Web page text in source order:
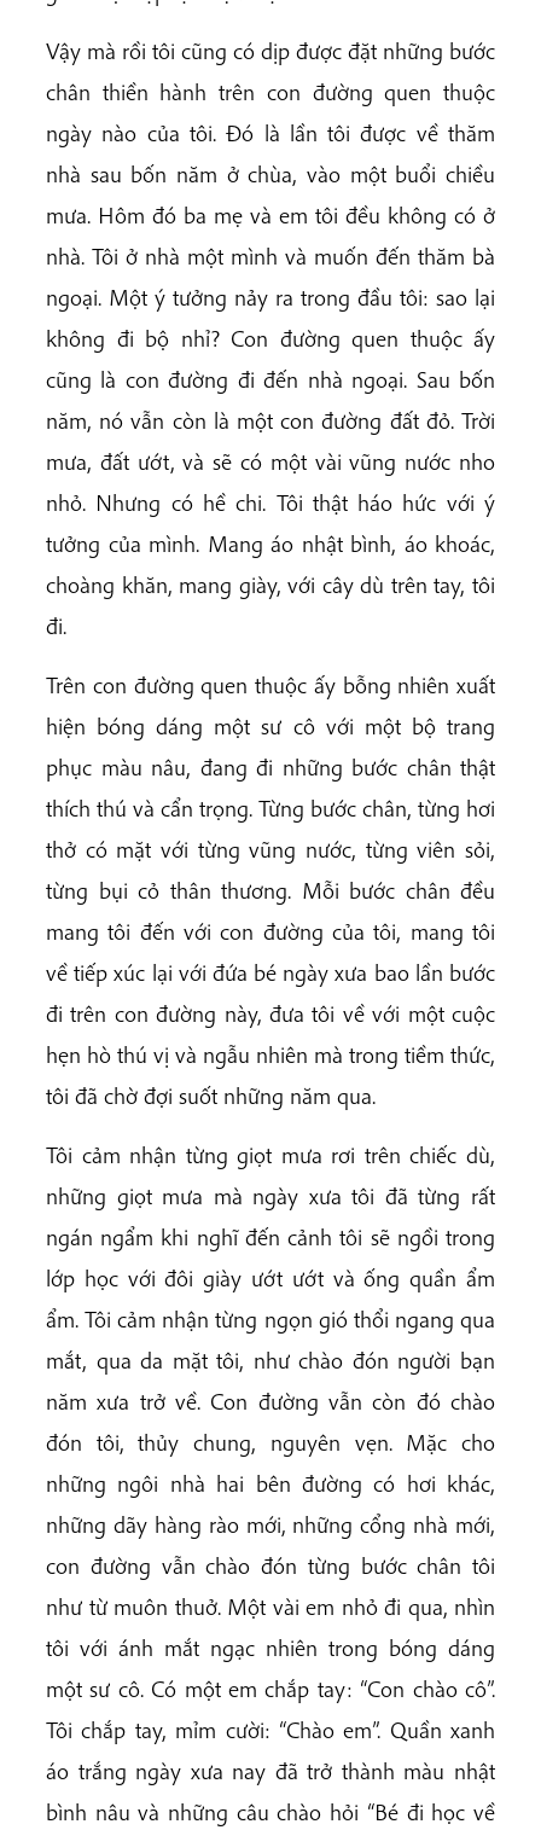
Vậy mà rồi tôi cũng có dịp được đặt những bước
chân thiền hành trên con đường quen thuộc
ngày nào của tôi. Đó là lần tôi được về thăm
nhà sau bốn năm ở chùa, vào một buổi chiều
mưa. Hôm đó ba mẹ và em tôi đều không có ở
nhà. Tôi ở nhà một mình và muốn đến thăm bà
ngoại. Một ý tưởng nảy ra trong đầu tôi: sao lại
không đi bộ nhỉ? Con đường quen thuộc ấy
cũng là con đường đi đến nhà ngoại. Sau bốn
năm, nó vẫn còn là một con đường đất đỏ. Trời
mưa, đất ướt, và sẽ có một vài vũng nước nho
nhỏ. Nhưng có hề chi. Tôi thật háo hức với ý
tưởng của mình. Mang áo nhật bình, áo khoác,
choàng khăn, mang giày, với cây dù trên tay, tôi
đi.
Trên con đường quen thuộc ấy bỗng nhiên xuất
hiện bóng dáng một sư cô với một bộ trang
phục màu nâu, đang đi những bước chân thật
thích thú và cẩn trọng. Từng bước chân, từng hơi
thở có mặt với từng vũng nước, từng viên sỏi,
từng bụi cỏ thân thương. Mỗi bước chân đều
mang tôi đến với con đường của tôi, mang tôi
về tiếp xúc lại với đứa bé ngày xưa bao lần bước
đi trên con đường này, đưa tôi về với một cuộc
hẹn hò thú vị và ngẫu nhiên mà trong tiềm thức,
tôi đã chờ đợi suốt những năm qua.
Tôi cảm nhận từng giọt mưa rơi trên chiếc dù,
những giọt mưa mà ngày xưa tôi đã từng rất
ngán ngẩm khi nghĩ đến cảnh tôi sẽ ngồi trong
lớp học với đôi giày ướt ướt và ống quần ẩm
ẩm. Tôi cảm nhận từng ngọn gió thổi ngang qua
mắt, qua da mặt tôi, như chào đón người bạn
năm xưa trở về. Con đường vẫn còn đó chào
đón tôi, thủy chung, nguyên vẹn. Mặc cho
những ngôi nhà hai bên đường có hơi khác,
những dãy hàng rào mới, những cổng nhà mới,
con đường vẫn chào đón từng bước chân tôi
như từ muôn thuở. Một vài em nhỏ đi qua, nhìn
tôi với ánh mắt ngạc nhiên trong bóng dáng
một sư cô. Có một em chắp tay: “Con chào cô”.
Tôi chắp tay, mỉm cười: “Chào em”. Quần xanh
áo trắng ngày xưa nay đã trở thành màu nhật
bình nâu và những câu chào hỏi “Bé đi học về